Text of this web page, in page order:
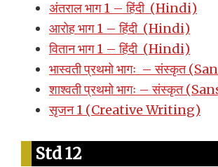
अंतराल भाग 1 – हिंदी (Hindi)
आरोह भाग 1 – हिंदी (Hindi)
वितान भाग 1 – हिंदी (Hindi)
भास्वती प्रथमो भागः – संस्कृत
शाश्वती प्रथमो भागः – संस्कृत
सृजन 1 (Creative Writing)
Std 12